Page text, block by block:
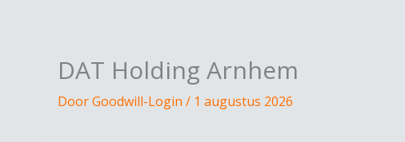
DAT Holding Arnhem
DoorGoodwill-Login / 1 augustus 2026